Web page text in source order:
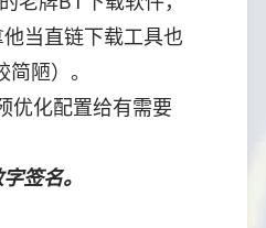
当直链下载工具也
陋）。
优化配置给有需要
签名。